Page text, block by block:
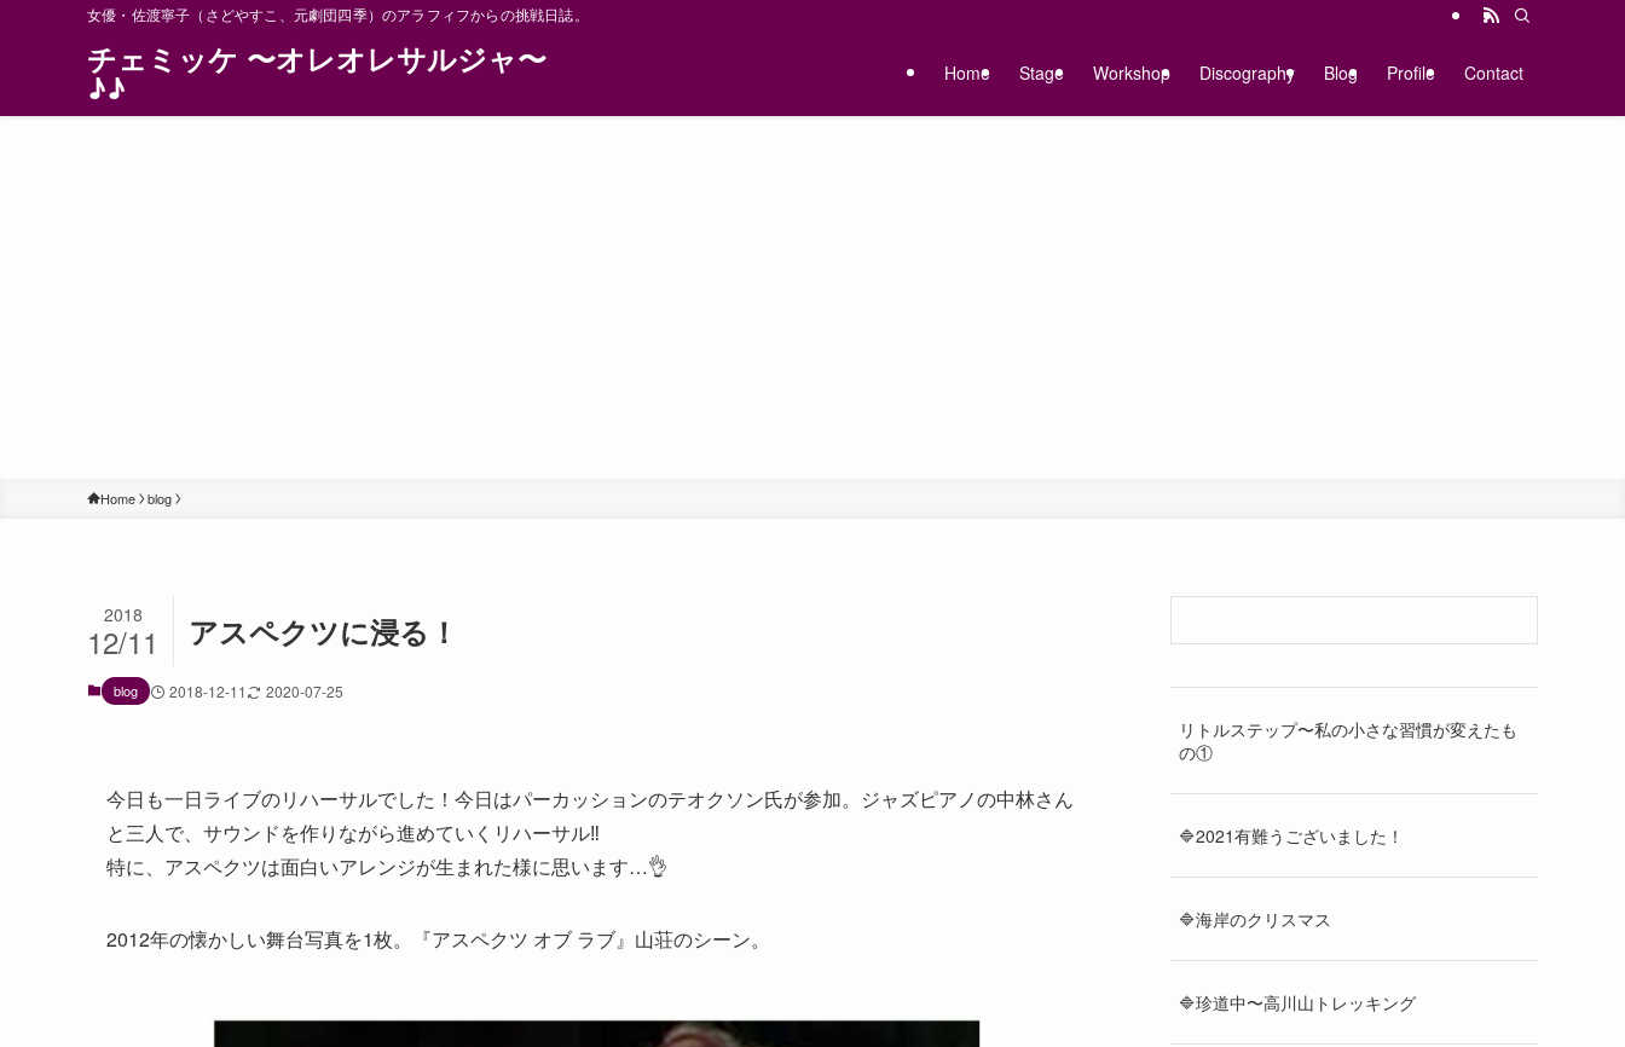
女優・佐渡寧子（さどやすこ、元劇団四季）のアラフィフからの挑戦日誌。
チェミッケ 〜オレオレサルジャ〜
♪♪ Home Stage Workshop Discography Blog Profile Contact
Home blog
アスペクツに浸る！
2018
12/11
blog 2018-12-11 2020-07-25
今日も一日ライブのリハーサルでした！今日はパーカッションのテオクソン氏が参加。ジャズピアノの中林さん
と三人で、サウンドを作りながら進めていくリハーサル‼️
特に、アスペクツは面白いアレンジが生まれた様に思います…👌
2012年の懐かしい舞台写真を1枚。『アスペクツ オブ ラブ』山荘のシーン。
リトルステップ〜私の小さな習慣が変えたも
の①
🔷2021有難うございました！
🔷海岸のクリスマス
🔷珍道中〜高川山トレッキング